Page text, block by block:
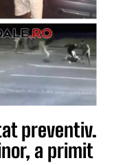
preventiv.
a primit